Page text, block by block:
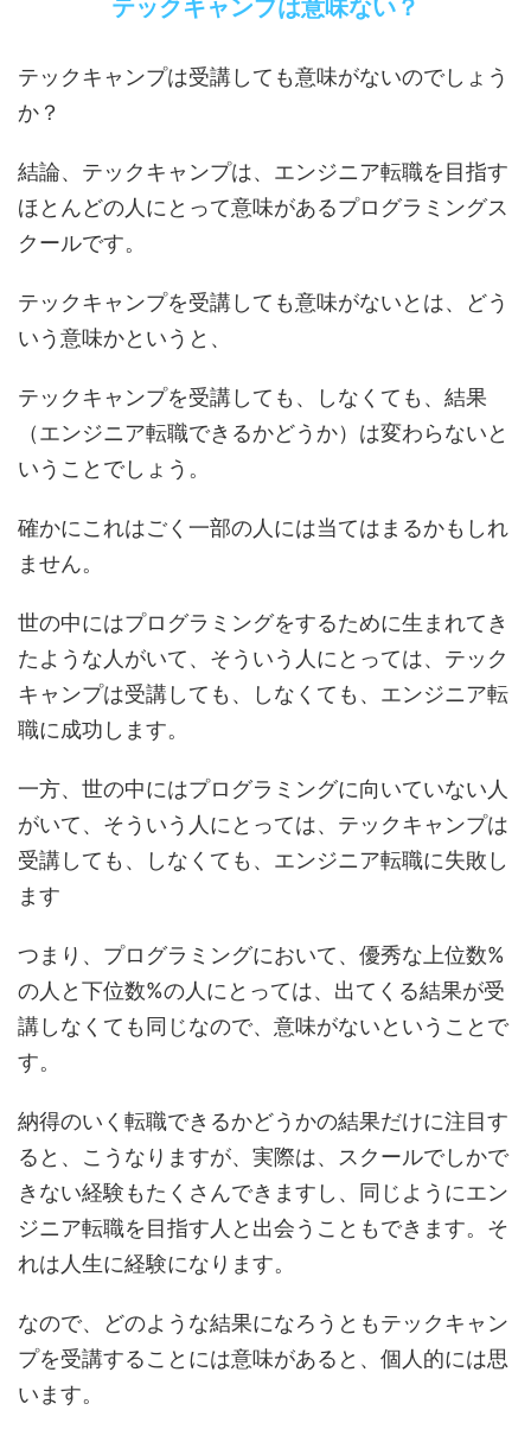
テックキャンプは意味ない？
テックキャンプは受講しても意味がないのでしょう
か？
結論、テックキャンプは、エンジニア転職を目指す
ほとんどの人にとって意味があるプログラミングス
クールです。
テックキャンプを受講しても意味がないとは、どう
いう意味かというと、
テックキャンプを受講しても、しなくても、結果
（エンジニア転職できるかどうか）は変わらないと
いうことでしょう。
確かにこれはごく一部の人には当てはまるかもしれ
ません。
世の中にはプログラミングをするために生まれてき
たような人がいて、そういう人にとっては、テック
キャンプは受講しても、しなくても、エンジニア転
職に成功します。
一方、世の中にはプログラミングに向いていない人
がいて、そういう人にとっては、テックキャンプは
受講しても、しなくても、エンジニア転職に失敗し
ます
つまり、プログラミングにおいて、優秀な上位数%
の人と下位数%の人にとっては、出てくる結果が受
講しなくても同じなので、意味がないということで
す。
納得のいく転職できるかどうかの結果だけに注目す
ると、こうなりますが、実際は、スクールでしかで
きない経験もたくさんできますし、同じようにエン
ジニア転職を目指す人と出会うこともできます。そ
れは人生に経験になります。
なので、どのような結果になろうともテックキャン
プを受講することには意味があると、個人的には思
います。